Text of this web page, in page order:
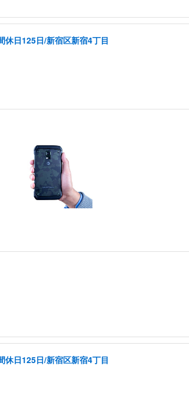
休日125日/新宿区新宿4丁目
休日125日/新宿区新宿4丁目